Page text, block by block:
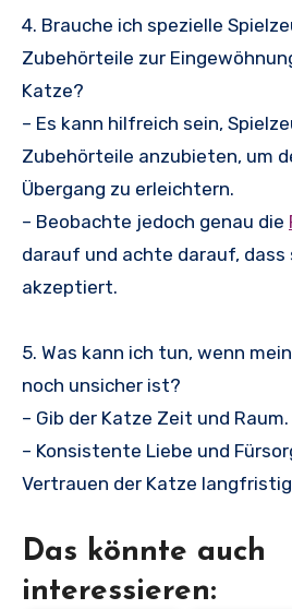
4. Brauche ich spezielle
Zubehörteile zur
Katze?
– Es kann hilfreich sein,
Zubehörteile anzubieten, um
Übergang zu erleichtern.
– Beobachte jedoch genau die
darauf und achte darauf, dass
akzeptiert.
5. Was kann ich tun, wenn
noch unsicher ist?
– Gib der Katze Zeit und Raum.
– Konsistente Liebe und
Vertrauen der Katze
Das könnte auch
interessieren: